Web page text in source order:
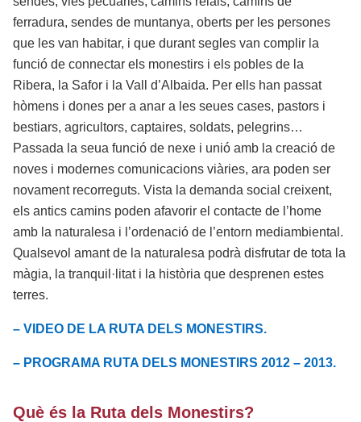
ferradura, sendes de muntanya, oberts per les persones
que les van habitar, i que durant segles van complir la
funció de connectar els monestirs i els pobles de la
Ribera, la Safor i la Vall d’Albaida. Per ells han passat
hòmens i dones per a anar a les seues cases, pastors i
bestiars, agricultors, captaires, soldats, pelegrins…
Passada la seua funció de nexe i unió amb la creació de
noves i modernes comunicacions viàries, ara poden ser
novament recorreguts. Vista la demanda social creixent,
els antics camins poden afavorir el contacte de l’home
amb la naturalesa i l’ordenació de l’entorn mediambiental.
Qualsevol amant de la naturalesa podrà disfrutar de tota la
màgia, la tranquil·litat i la història que desprenen estes
terres.
– VIDEO DE LA RUTA DELS MONESTIRS.
– PROGRAMA RUTA DELS MONESTIRS 2012 – 2013.
Què és la Ruta dels Monestirs?